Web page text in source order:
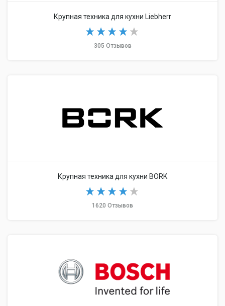
Крупная техника для кухни Liebherr
305 Отзывов
Крупная техника для кухни BORK
1620 Отзывов